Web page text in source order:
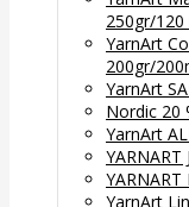
250gr/120
YarnArt
200gr/
YarnArt
Nordic 20
YarnArt
YARNART
YarnArt